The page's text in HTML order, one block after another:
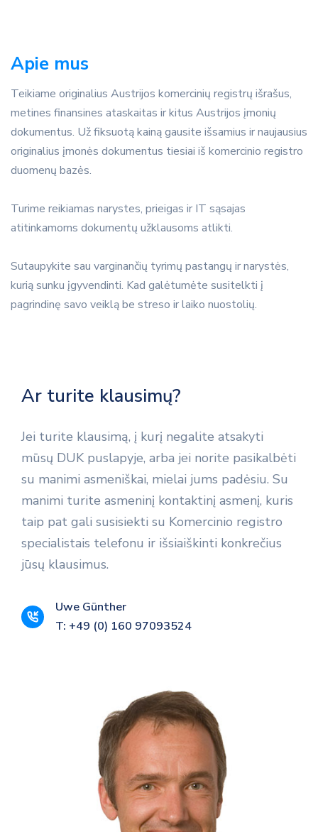
Apie mus
Teikiame originalius Austrijos komercinių registrų išrašus,
metines finansines ataskaitas ir kitus Austrijos įmonių
dokumentus. Už fiksuotą kainą gausite išsamius ir naujausius
originalius įmonės dokumentus tiesiai iš komercinio registro
duomenų bazės.
Turime reikiamas narystes, prieigas ir IT sąsajas
atitinkamoms dokumentų užklausoms atlikti.
Sutaupykite sau varginančių tyrimų pastangų ir narystės,
kurią sunku įgyvendinti. Kad galėtumėte susitelkti į
pagrindinę savo veiklą be streso ir laiko nuostolių.
Ar turite klausimų?
Jei turite klausimą, į kurį negalite atsakyti
mūsų DUK puslapyje, arba jei norite pasikalbėti
su manimi asmeniškai, mielai jums padėsiu. Su
manimi turite asmeninį kontaktinį asmenį, kuris
taip pat gali susisiekti su Komercinio registro
specialistais telefonu ir išsiaiškinti konkrečius
jūsų klausimus.
Uwe Günther
T: +49 (0) 160 97093524